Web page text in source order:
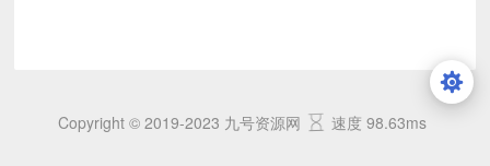
Copyright © 2019-2023 九号资源网 速度 98.63ms